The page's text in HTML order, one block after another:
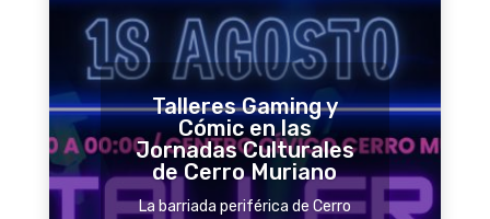
Talleres Gaming y
Cómic en las
Jornadas Culturales
de Cerro Muriano
La barriada periférica de Cerro